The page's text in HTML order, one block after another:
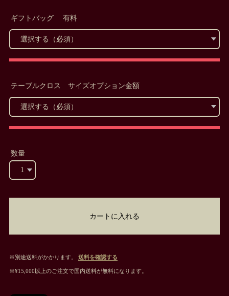
ギフトバッグ 有料
テーブルクロス サイズオプション金額
数量
カートに入れる
※別途送料がかかります。 送料を確認する
※¥15,000以上のご注文で国内送料が無料になります。